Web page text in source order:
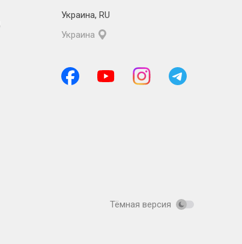
Украина, RU
Украина
Тёмная версия